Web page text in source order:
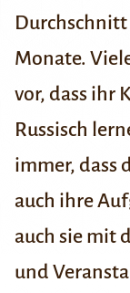
Monate.
vor, dass ihr
Russisch
immer, dass
auch ihre
auch sie mit
und